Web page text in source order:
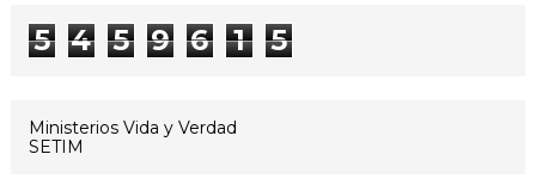
5 4 5 9 6 1 5
Ministerios Vida y Verdad
SETIM